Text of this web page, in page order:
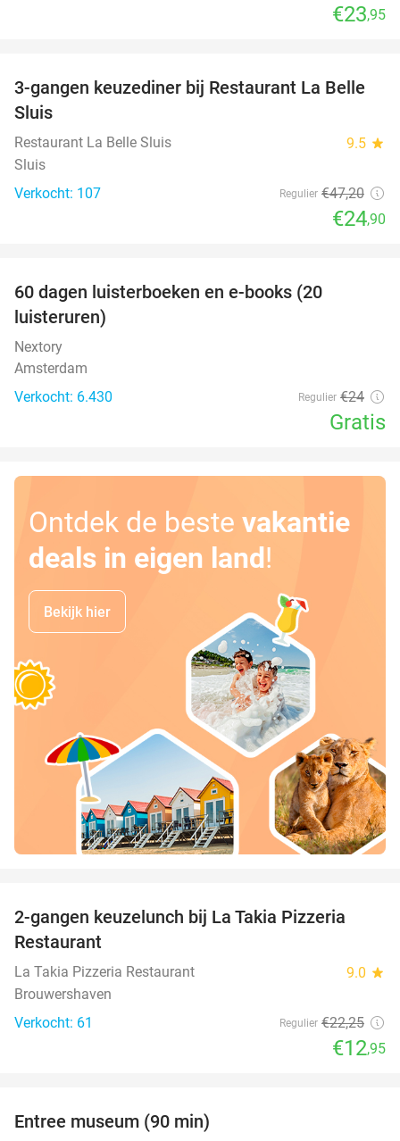
€23,95
47%
3-gangen keuzediner bij Restaurant La Belle
Sluis
Restaurant La Belle Sluis 9.5 star
Sluis
Verkocht: 107
Regulier €47,20
€24,90
60 dagen luisterboeken en e-books (20
luisteruren)
Nextory
Amsterdam
Verkocht: 6.430
Regulier €24
Gratis
Ontdek de beste vakantie
deals in eigen land!
Bekijk hier
2-gangen keuzelunch bij La Takia Pizzeria
Restaurant
La Takia Pizzeria Restaurant 9.0 star
Brouwershaven
Verkocht: 61
Regulier €22,25
€12,95
Entree museum (90 min)